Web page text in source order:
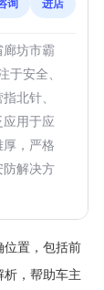
询 进店
坊市霸
于安全、
北针、
用于应
，严格
防解决方
位置，包括前
析，帮助车主